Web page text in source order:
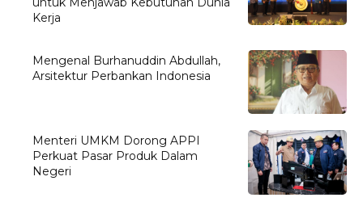
Kerja
Mengenal Burhanuddin Abdullah,
Arsitektur Perbankan Indonesia
Menteri UMKM Dorong APPI
Perkuat Pasar Produk Dalam
Negeri